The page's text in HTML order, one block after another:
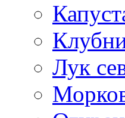
Лук